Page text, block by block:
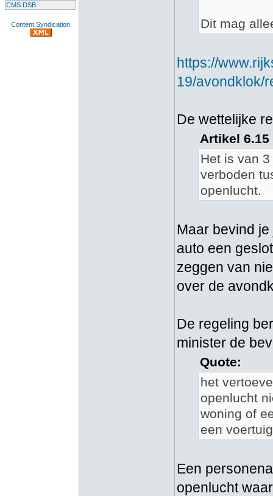
CMS DSB
Content Syndication Dit mag
https://
19/avondklok/
De wettelijke
Artikel
Het is van
verboden
openlucht.
Maar bevind
auto een
zeggen van
over de
De regeling
minister de
Quote:
het
openlucht
woning of
een
Een
openlucht